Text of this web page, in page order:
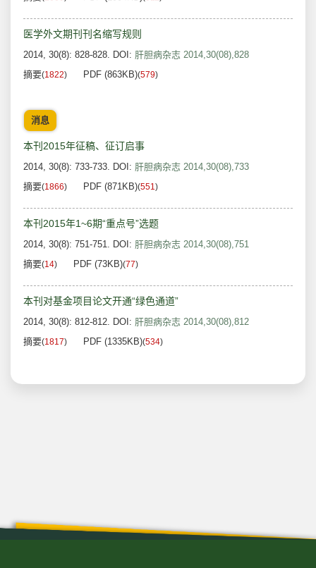
医学外文期刊刊名缩写规则
2014, 30(8): 828-828. DOI: 肝胆病杂志 2014,30(08),828
摘要(1822) PDF (863KB)(579)
消息
本刊2015年征稿、征订启事
2014, 30(8): 733-733. DOI: 肝胆病杂志 2014,30(08),733
摘要(1866) PDF (871KB)(551)
本刊2015年1~6期“重点号”选题
2014, 30(8): 751-751. DOI: 肝胆病杂志 2014,30(08),751
摘要(14) PDF (73KB)(77)
本刊对基金项目论文开通“绿色通道”
2014, 30(8): 812-812. DOI: 肝胆病杂志 2014,30(08),812
摘要(1817) PDF (1335KB)(534)